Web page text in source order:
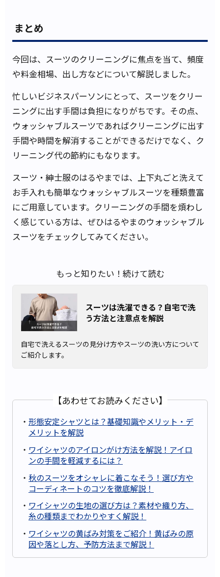
まとめ
今回は、スーツのクリーニングに焦点を当て、頻度
や料金相場、出し方などについて解説しました。
忙しいビジネスパーソンにとって、スーツをクリー
ニングに出す手間は負担になりがちです。その点、
ウォッシャブルスーツであればクリーニングに出す
手間や時間を解消することができるだけでなく、ク
リーニング代の節約にもなります。
スーツ・紳士服のはるやまでは、上下丸ごと洗えて
お手入れも簡単なウォッシャブルスーツを種類豊富
にご用意しています。クリーニングの手間を煩わし
く感じている方は、ぜひはるやまのウォッシャブル
スーツをチェックしてみてください。
もっと知りたい！続けて読む
スーツは洗濯できる？自宅で洗
う方法と注意点を解説
自宅で洗えるスーツの見分け方やスーツの洗い方について
ご紹介します。
【あわせてお読みください】
・ 形態安定シャツとは？基礎知識やメリット・デ
メリットを解説
・ ワイシャツのアイロンがけ方法を解説！アイロ
ンの手間を軽減するには？
・ 秋のスーツをオシャレに着こなそう！選び方や
コーディネートのコツを徹底解説！
・ ワイシャツの生地の選び方は？素材や織り方、
糸の種類までわかりやすく解説！
・ ワイシャツの黄ばみ対策をご紹介！黄ばみの原
因や落とし方、予防方法まで解説！